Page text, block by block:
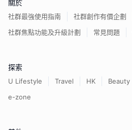
關於
社群最強使用指南
社群創作有價企劃
社群焦點功能及升級計劃
常見問題
探索
U Lifestyle Travel HK Beauty
e-zone